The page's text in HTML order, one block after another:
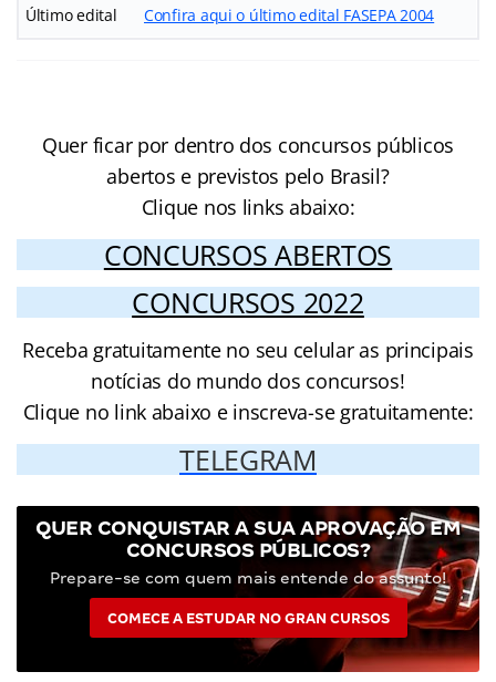
Último edital Confira aqui o último edital FASEPA 2004
Quer ficar por dentro dos concursos públicos
abertos e previstos pelo Brasil?
Clique nos links abaixo:
CONCURSOS ABERTOS
CONCURSOS 2022
Receba gratuitamente no seu celular as principais
notícias do mundo dos concursos!
Clique no link abaixo e inscreva-se gratuitamente:
TELEGRAM
QUER CONQUISTAR A SUA APROVAÇÃO EM
CONCURSOS PÚBLICOS?
Prepare-se com quem mais entende do assunto!
COMECE A ESTUDAR NO GRAN CURSOS